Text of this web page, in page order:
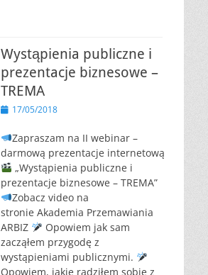
Wystąpienia publiczne i
prezentacje biznesowe –
TREMA
Opublikowano
17/05/2018
Zapraszam na II webinar –
darmową prezentacje internetową
„Wystąpienia publiczne i
prezentacje biznesowe – TREMA”
Zobacz video na
stronie Akademia Przemawiania
ARBIZ
Opowiem jak sam
zacząłem przygodę z
wystąpieniami publicznymi.
Opowiem, jakie radziłem sobie z